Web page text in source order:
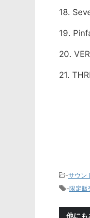
18.
19.
20.
21.
-サウン
-限定販
他にも